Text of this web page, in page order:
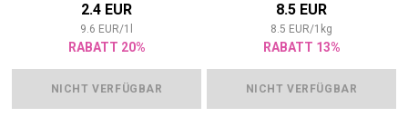
2.4 EUR
9.6 EUR/1
RABATT 20%
NICHT VERFÜGBAR
8.5 EUR
8.5 EUR/1 kg
RABATT 13%
NICHT VERFÜGBAR